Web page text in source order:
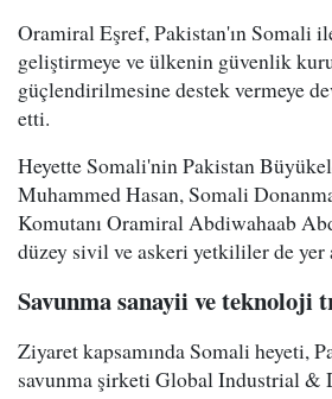
Oramiral Eşref, Pakistan'ın Somali
geliştirmeye ve ülkenin güvenlik
güçlendirilmesine destek vermeye
etti.
Heyette Somali'nin Pakistan
Muhammed Hasan, Somali
Komutanı Oramiral Abdiwahaab
düzey sivil ve askeri yetkililer de yer
Savunma sanayii ve teknoloji
Ziyaret kapsamında Somali heyeti,
savunma şirketi Global Industrial &